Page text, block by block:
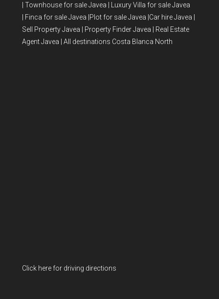
Townhouse for sale Javea
Luxury Villa for sale Javea
Finca for sale Javea Plot for sale Javea Car hire Javea
Sell Property Javea
Property Finder Javea
Real Estate
Agent Javea
All destinations Costa Blanca North
Click here for driving directions